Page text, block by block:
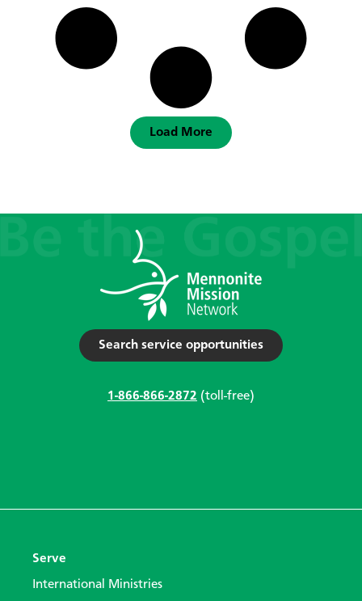
Load More
Search service opportunities
1-866-866-2872 (toll-free)
Serve
International Ministries